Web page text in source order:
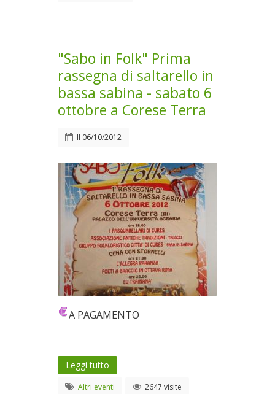
"Sabo in Folk" Prima
rassegna di saltarello in
bassa sabina - sabato 6
ottobre a Corese Terra
Il 06/10/2012
A PAGAMENTO
Leggi tutto
Altri eventi 2647 visite